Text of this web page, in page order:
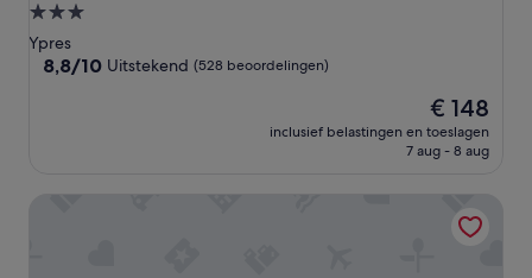
3.0-
sterrenaccommodatie
Ypres
8.8
8,8/10 Uitstekend (528 beoordelingen)
De
prijs
is
€ 148
inclusief belastingen en toeslagen
7 aug - 8 aug